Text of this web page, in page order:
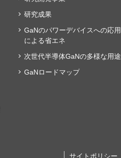
研究成果
GaNのパワーデバイスへの応用
による省エネ
次世代半導体GaNの多様な用途
GaNロードマップ
サイトポリシー